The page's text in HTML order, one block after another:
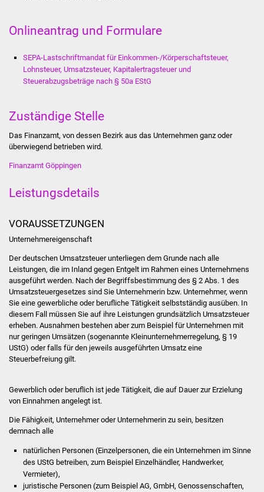
Presse
Bildung
Schulen
Kindergärten
Kolping-Musikschule
Lokale Agenda
Jugendhaus
Onlineantrag und Formulare
SEPA-Lastschriftmandat für Einkommen-/Körperschaftsteuer,
Lohnsteuer, Umsatzsteuer, Kapitalertragsteuer und
Steuerabzugsbeträge nach § 50a EStG
Zuständige Stelle
Das Finanzamt, von dessen Bezirk aus das Unternehmen ganz oder
überwiegend betrieben wird.
Finanzamt Göppingen
Leistungsdetails
VORAUSSETZUNGEN
Unternehmereigenschaft
Der deutschen Umsatzsteuer unterliegen dem Grunde nach alle
Leistungen, die im Inland gegen Entgelt im Rahmen eines Unternehmens
ausgeführt werden. Nach der Begriffsbestimmung des § 2 Abs. 1 des
Umsatzsteuergesetzes sind Sie Unternehmerin bzw. Unternehmer, wenn
Sie eine gewerbliche oder berufliche Tätigkeit selbstständig ausüben. In
diesem Fall müssen Sie auf ihre Leistungen grundsätzlich Umsatzsteuer
erheben. Ausnahmen bestehen aber zum Beispiel für Unternehmen mit
nur geringen Umsätzen (sogenannte Kleinunternehmerregelung, § 19
UStG) oder falls für den jeweils ausgeführten Umsatz eine
Steuerbefreiung gilt.
Gewerblich oder beruflich ist jede Tätigkeit, die auf Dauer zur Erzielung
von Einnahmen angelegt ist.
Die Fähigkeit, Unternehmer oder Unternehmerin zu sein, besitzen
demnach alle
natürlichen Personen (Einzelpersonen, die ein Unternehmen im Sinne
des UStG betreiben, zum Beispiel Einzelhändler, Handwerker,
Vermieter),
juristische Personen (zum Beispiel AG, GmbH, Genossenschaften,